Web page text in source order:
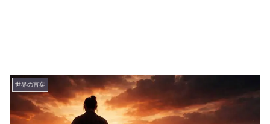
世界の言葉